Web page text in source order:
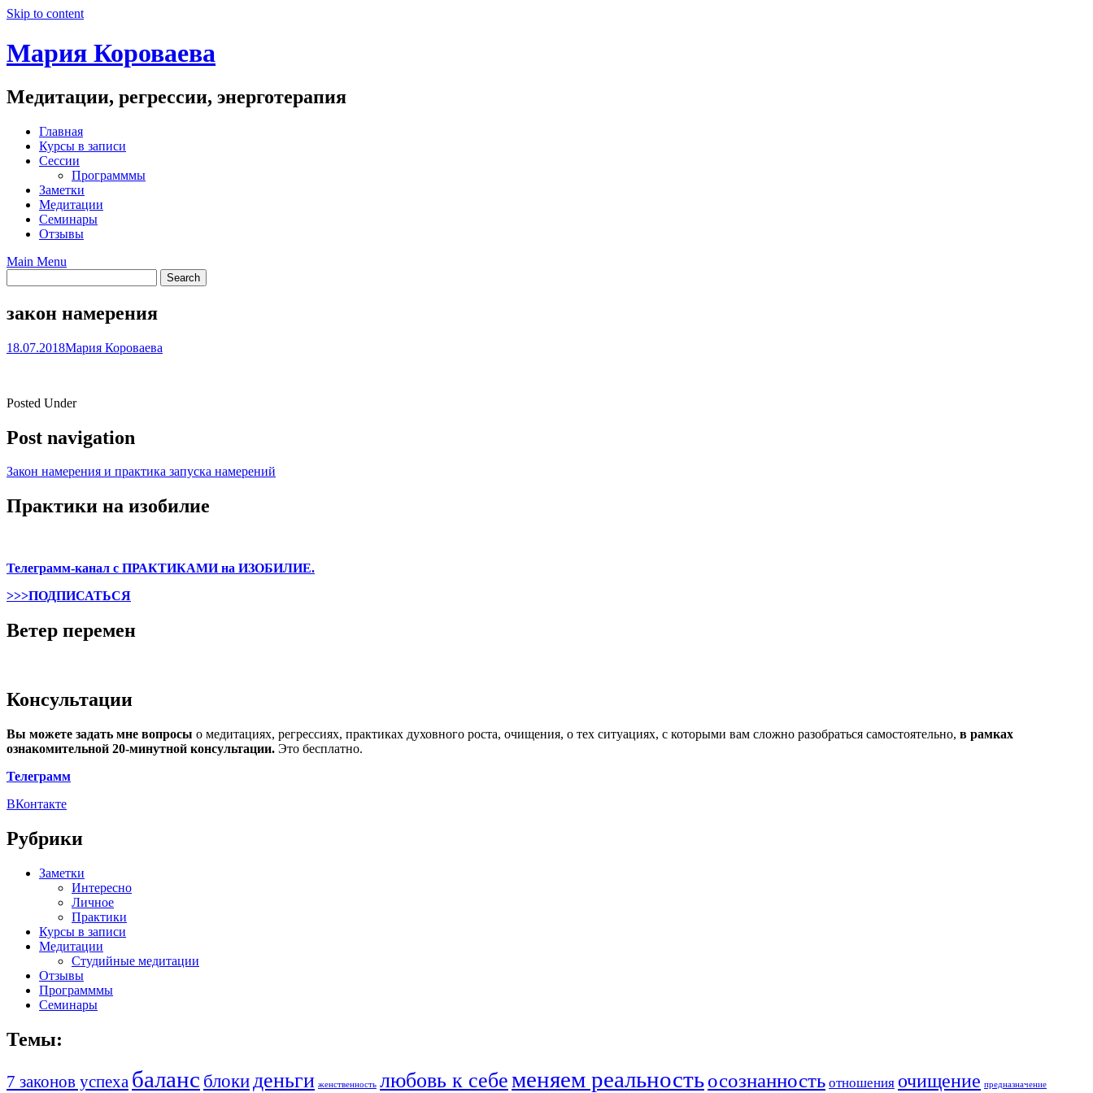
Skip to content
Мария Короваева
Медитации, регрессии, энерготерапия
Главная
Курсы в записи
Сессии
Программмы
Заметки
Медитации
Семинары
Отзывы
Main Menu
закон намерения
18.07.2018Мария Короваева
Posted Under
Post navigation
Закон намерения и практика запуска намерений
Практики на изобилие
Телеграмм-канал с ПРАКТИКАМИ на ИЗОБИЛИЕ.
>>>ПОДПИСАТЬСЯ
Ветер перемен
Консультации
Вы можете задать мне вопросы о медитациях, регрессиях, практиках духовного роста, очищения, о тех ситуациях, с которыми вам сложно разобраться самостоятельно, в рамках
ознакомительной 20-минутной консультации. Это бесплатно.
Телеграмм
ВКонтакте
Рубрики
Заметки
Интересно
Личное
Практики
Курсы в записи
Медитации
Студийные медитации
Отзывы
Программмы
Семинары
Темы:
7 законов успеха баланс блокиденьги женственность любовь к себеменяем реальностьосознанность отношения очищение предназначение